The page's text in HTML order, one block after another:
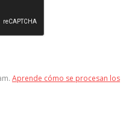
Aprende cómo se procesan los